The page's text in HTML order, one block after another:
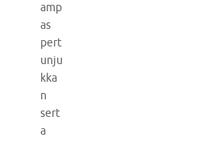
amp
as
pert
unju
kka
n
sert
a